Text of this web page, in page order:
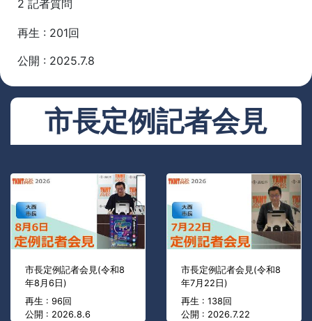
2 記者質問
再生 : 201回
公開 : 2025.7.8
市長定例記者会見
市長定例記者会見(令和8
年8月6日)
再生 : 96回
公開 : 2026.8.6
市長定例記者会見(令和8
年7月22日)
再生 : 138回
公開 : 2026.7.22